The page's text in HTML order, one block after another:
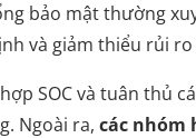
bảo mật thường
và giảm thiểu rủi
SOC và tuân thủ
Ngoài ra, các nhóm